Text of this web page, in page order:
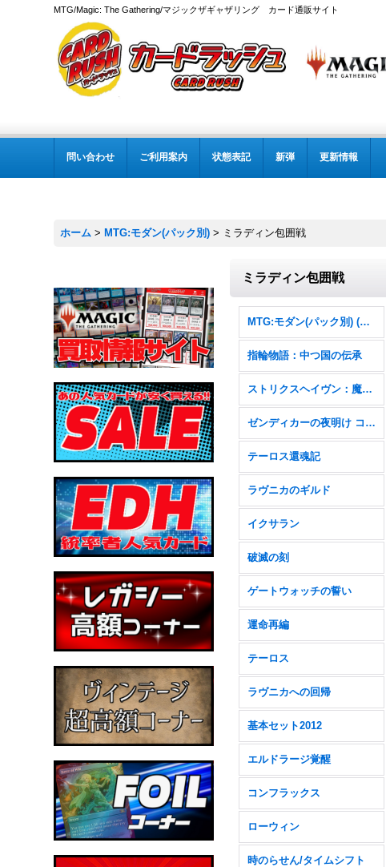
MTG/Magic: The Gathering/マジックザギャザリング カード通販サイト
問い合わせ ご利用案内 状態表記 新弾 更新情報
ホーム > MTG:モダン(パック別) > ミラディン包囲戦
ミラディン包囲戦
MTG:モダン(パック別) (全商品)
指輪物語：中つ国の伝承
ストリクスヘイヴン：魔法学院
ゼンディカーの夜明け コレクターブースター＆FOIL
テーロス還魂記
ラヴニカのギルド
イクサラン
破滅の刻
ゲートウォッチの誓い
運命再編
テーロス
ラヴニカへの回帰
基本セット2012
エルドラージ覚醒
コンフラックス
ローウィン
時のらせん/タイムシフト